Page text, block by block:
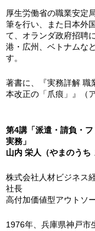
厚生労働省の職業安定
筆を行い、また日本外
て、オランダ政府招聘
港・広州、ベトナムな
す。
著書に、『実務詳解 職
本改正の「爪痕」』（
第4講「派遣・請負・
実務」
山内 栄人（やまのうち
株式会社人材ビジネス
社長
高付加価値型アウトソ
1976年、兵庫県神戸市